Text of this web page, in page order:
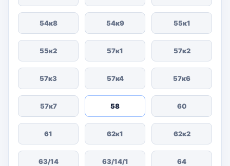
54к8 54к9 55к1
55к2 57к1 57к2
57к3 57к4 57к6
57к7 58 60
61 62к1 62к2
63/14 63/14/1 64